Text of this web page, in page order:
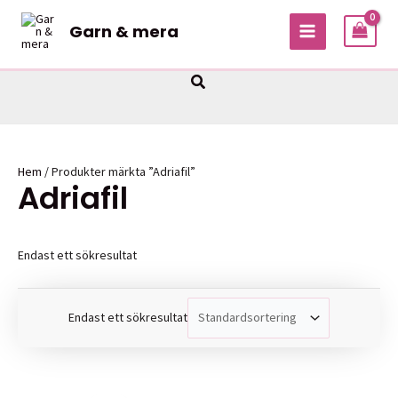
Hoppa
innehåll
Garn & mera
MAIN
Sök
Hem / Produkter märkta ”Adriafil”
Adriafil
Endast ett sökresultat
Endast ett sökresultat